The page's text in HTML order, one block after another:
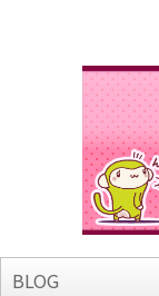
BLOG